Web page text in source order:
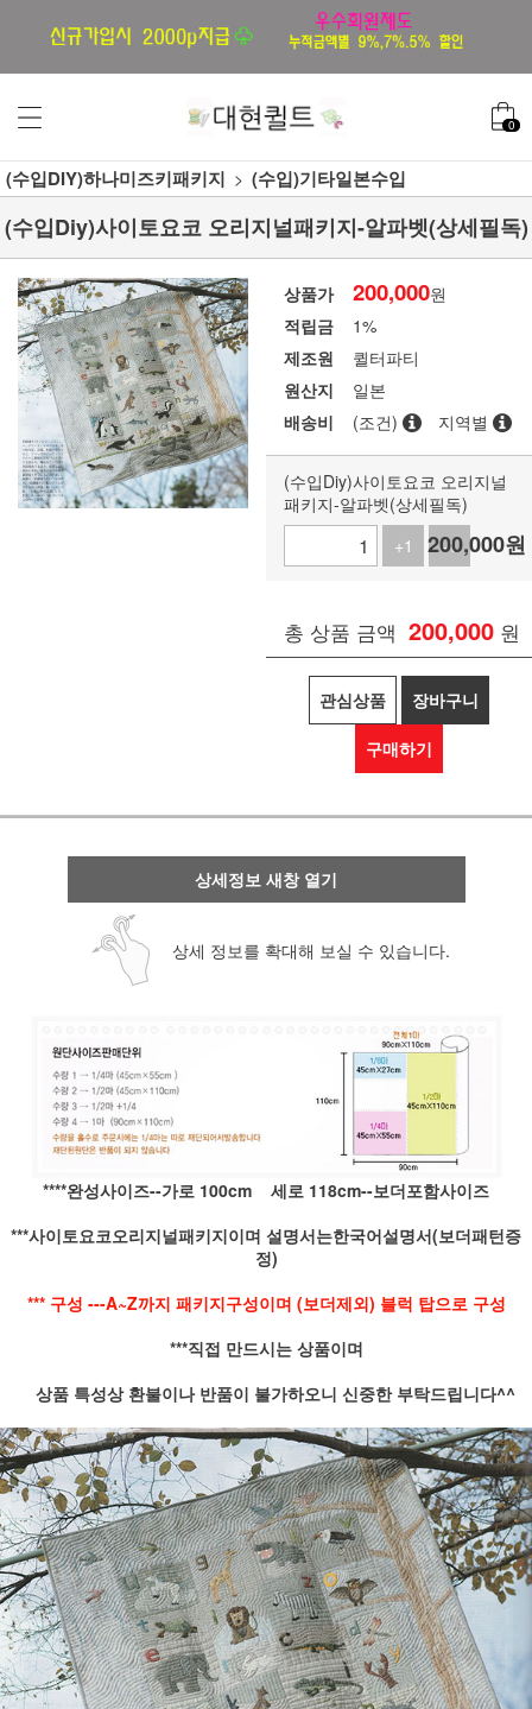
0
(수입DIY)하나미즈키패키지 (수입)기타일본수입
(수입Diy)사이토요코 오리지널패키지-알파벳(상세필독)
상품가 200,000원
적립금
1%
제조원
퀼터파티
원산지
일본
배송비
(조건) 지역별
(수입Diy)사이토요코 오리지널
패키지-알파벳(상세필독)
+1
-1
200,000원
총 상품 금액 200,000 원
관심상품 장바구니
구매하기
상세정보 새창 열기
상세 정보를 확대해 보실 수 있습니다.
****완성사이즈--가로 100cm 세로 118cm--보더포함사이즈
***사이토요코오리지널패키지이며 설명서는한국어설명서(보더패턴증
정)
*** 구성 ---A~Z까지 패키지구성이며 (보더제외) 블럭 탑으로 구성
***직접 만드시는 상품이며
상품 특성상 환불이나 반품이 불가하오니 신중한 부탁드립니다^^